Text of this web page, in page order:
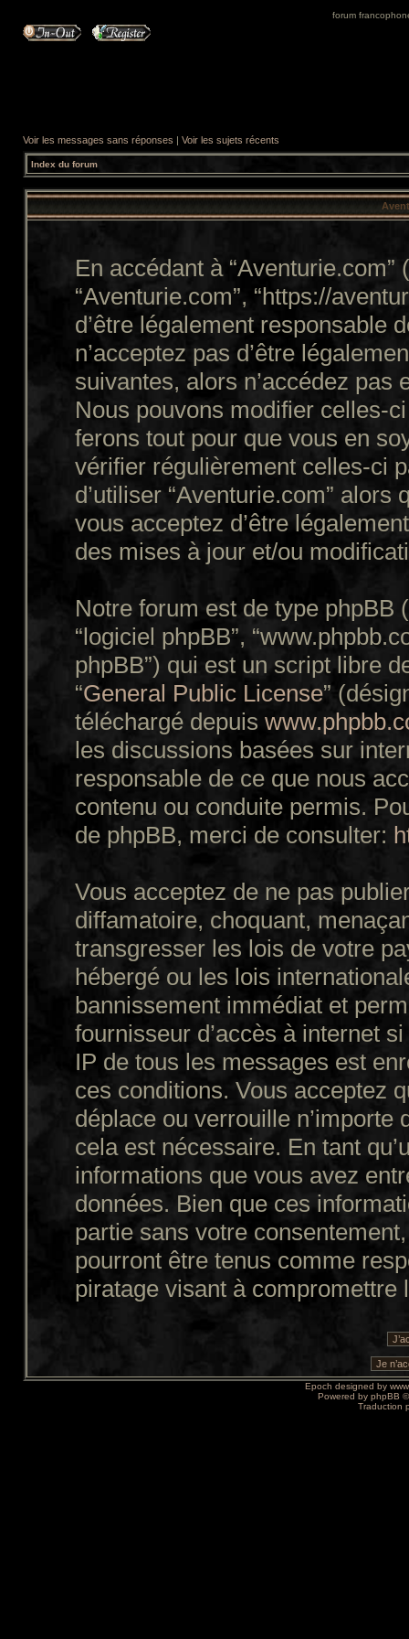
forum
Voir les messages sans réponses | Voir les sujets récents
Index du forum
En accédant à “Aventurie.com”
“Aventurie.com”, “https://
d’être légalement responsable
n’acceptez pas d’être
suivantes, alors n’accédez pas
Nous pouvons modifier celles-
ferons tout pour que vous en
vérifier régulièrement celles-ci
d’utiliser “Aventurie.com”
vous acceptez d’être
des mises à jour et/ou
Notre forum est de type phpBB
“logiciel phpBB”,
phpBB”) qui est un script libre
“General Public License”
téléchargé depuis
les discussions basées sur
responsable de ce que nous
contenu ou conduite permis.
de phpBB, merci de consulter:
Vous acceptez de ne pas
diffamatoire, choquant,
transgresser les lois de votre
hébergé ou les lois
bannissement immédiat et
fournisseur d’accès à internet
IP de tous les messages est
ces conditions. Vous acceptez
déplace ou verrouille
cela est nécessaire. En tant
informations que vous avez
données. Bien que ces
partie sans votre
pourront être tenus comme
piratage visant à compromettre
Epoch designed by
Powered by phpBB
Traduction